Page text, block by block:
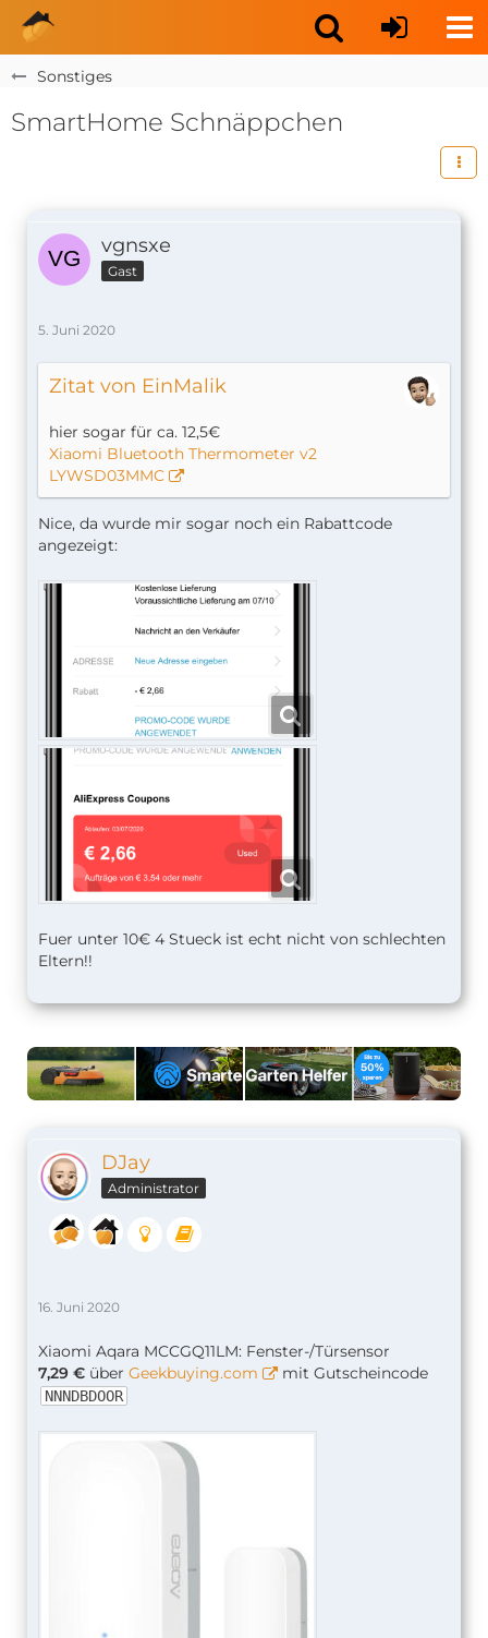
Sonstiges
SmartHome Schnäppchen
vgnsxe
Gast
5. Juni 2020
Zitat von EinMalik
hier sogar für ca. 12,5€
Xiaomi Bluetooth Thermometer v2
LYWSD03MMC
Nice, da wurde mir sogar noch ein Rabattcode
angezeigt:
Fuer unter 10€ 4 Stueck ist echt nicht von schlechten
Eltern!!
DJay
Administrator
16. Juni 2020
Xiaomi Aqara MCCGQ11LM: Fenster-/Türsensor
7,29 € über Geekbuying.com mit Gutscheincode
NNNDBDOOR